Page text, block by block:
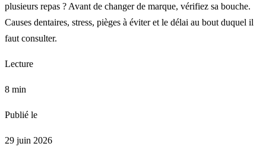
plusieurs repas ? Avant de changer de marque, vérifiez sa bouche.
Causes dentaires, stress, pièges à éviter et le délai au bout duquel il
faut consulter.
Lecture
8 min
Publié le
29 juin 2026